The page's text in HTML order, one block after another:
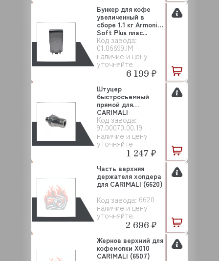
Код завода:
01.06699.IM
наличие и цену
уточняйте
Бункер для кофе
увеличенный в
сборе 1.1 кг Armonia
Soft Plus плас...
6 199 ₽
Код завода:
97.00070.00.19
наличие и цену
уточняйте
Штуцер
быстросъемный
прямой для
CARIMALI
(97.00070.00.19)
1 247 ₽
Код завода: 6620
наличие и цену
уточняйте
Часть верхняя
держателя холдера
для CARIMALI (6620)
2 696 ₽
Жернов верхний для
кофемолки X010
CARIMALI (6507)